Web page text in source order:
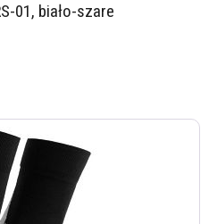
01, biało-szare